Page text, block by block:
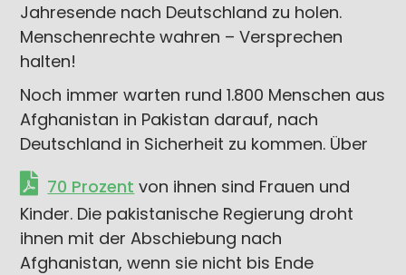
Jahresende nach Deutschland zu holen.
Menschenrechte wahren – Versprechen
halten!
Noch immer warten rund 1.800 Menschen aus
Afghanistan in Pakistan darauf, nach
Deutschland in Sicherheit zu kommen. Über
70 Prozent von ihnen sind Frauen und
Kinder. Die pakistanische Regierung droht
ihnen mit der Abschiebung nach
Afghanistan, wenn sie nicht bis Ende